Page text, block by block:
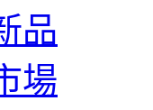
品
場